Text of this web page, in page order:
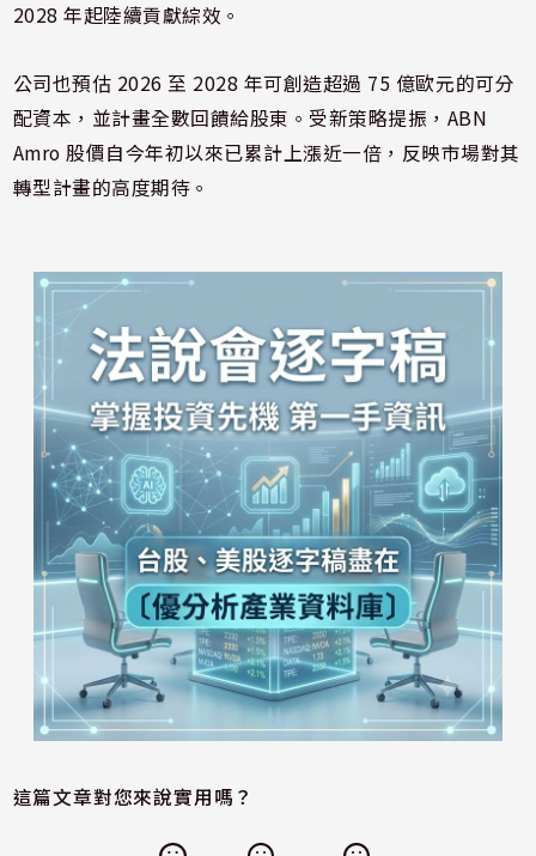
2028 年起陸續貢獻綜效。
公司也預估 2026 至 2028 年可創造超過 75 億歐元的可分
配資本，並計畫全數回饋給股東。受新策略提振，ABN
Amro 股價自今年初以來已累計上漲近一倍，反映市場對其
轉型計畫的高度期待。
這篇文章對您來說實用嗎？